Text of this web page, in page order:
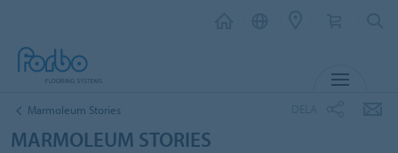
Marmoleum Stories
MARMOLEUM STORIES